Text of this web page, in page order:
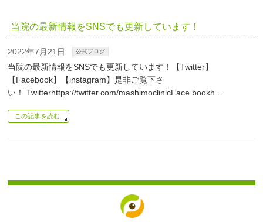
当院の最新情報をSNSでも更新しています！
2022年7月21日 公式ブログ
当院の最新情報をSNSでも更新しています！【Twitter】
【Facebook】【instagram】是非ご覧下さ
い！ Twitterhttps://twitter.com/mashimoclinicFace bookh …
この記事を読む